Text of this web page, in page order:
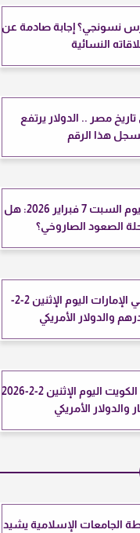
نسونجي؟ إجابة صادمة عن
النسائية
مصر .. الدولار يرتفع
هذا الرقم
أسعار الذهب اليوم السبت 7 فبراير 2026: هل
الصعود الصاروخي؟
سعر الذهب في الإمارات اليوم الإثنين 2-2-
سعر الذهب في الكويت اليوم الإثنين 2-2-2026
والدولار الأمريكي
الجامعات الإسلامية يشيد